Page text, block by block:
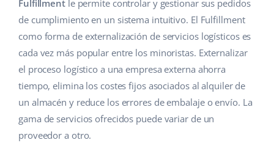
Gestión de envíos
Automatizaciones
Base Connect
IA para e-commerce
Hogar y jardinería
Productos infantiles
Electrónica
Piezas de automóviles
Supermercado
Ayuda
Base Academy
Blog
Servicios
Implementación de sistemas
english (US)
english (GB)
english (IN)
čeština
deutsch
Fulfillmentle permite controlar y gestionar sus pedidos
de cumplimiento en un sistema intuitivo. El Fulfillment
como forma de externalización de servicios logísticos es
cada vez más popular entre los minoristas. Externalizar
el proceso logístico a una empresa externa ahorra
tiempo, elimina los costes fijos asociados al alquiler de
un almacén y reduce los errores de embalaje o envío. La
gama de servicios ofrecidos puede variar de un
proveedor a otro.